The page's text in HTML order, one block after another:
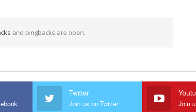
and pingbacks are open.
Twitter
Join us on Twitter Join